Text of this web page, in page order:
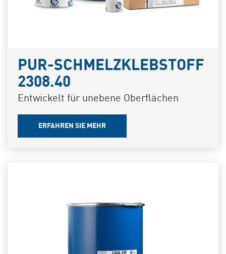
PUR-SCHMELZKLEBSTOFF
2308.40
Entwickelt für unebene Oberflächen
ERFAHREN SIE MEHR